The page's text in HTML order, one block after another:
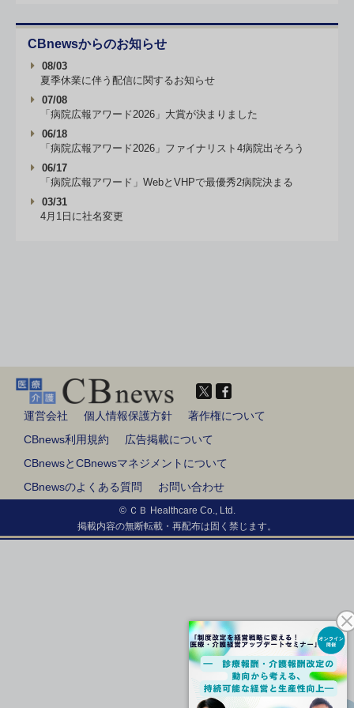
CBnewsからのお知らせ
08/03
夏季休業に伴う配信に関するお知らせ
07/08
「病院広報アワード2026」大賞が決まりました
06/18
「病院広報アワード2026」ファイナリスト4病院出そろう
06/17
「病院広報アワード」WebとVHPで最優秀2病院決まる
03/31
4月1日に社名変更
運営会社 個人情報保護方針
著作権について
CBnews利用規約
広告掲載について
CBnewsとCBnewsマネジメントについて
CBnewsのよくある質問
お問い合わせ
© ＣＢ Healthcare Co., Ltd.
掲載内容の無断転載・再配布は固く禁じます。